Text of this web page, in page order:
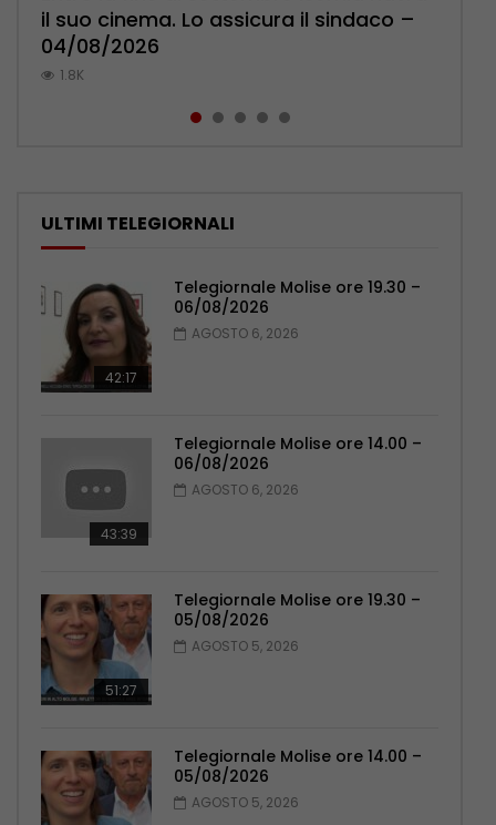
il suo cinema. Lo assicura il sindaco –
04/08/2026
1.8K
Pensionati: più relazioni e servizi di
prossimità – 04/08/2026
1.1K
l’ambulatorio per curare l’osteoporosi
– 06/08/2026
1K
Polizia: impegno nel rafforzare organici
– 05/08/2026
1K
pronuncia sul ricongiungimento –
06/08/2026
827
ULTIMI TELEGIORNALI
42:17
Telegiornale Molise ore 19.30 –
06/08/2026
AGOSTO 6, 2026
43:39
Telegiornale Molise ore 14.00 –
06/08/2026
AGOSTO 6, 2026
51:27
Telegiornale Molise ore 19.30 –
05/08/2026
AGOSTO 5, 2026
Telegiornale Molise ore 14.00 –
05/08/2026
AGOSTO 5, 2026